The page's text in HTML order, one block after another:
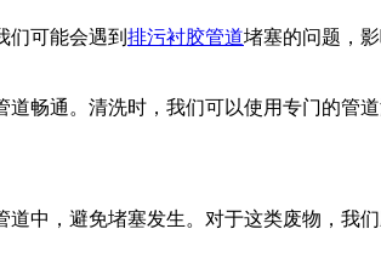
们可能会遇到 排污衬胶管道堵塞的问题，
畅通。清洗时，我们可以使用专门的管
中，避免堵塞发生。对于这类废物，我